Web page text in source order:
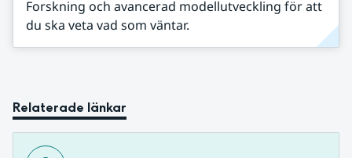
Forskning och avancerad modellutveckling för att
du ska veta vad som väntar.
Relaterade länkar